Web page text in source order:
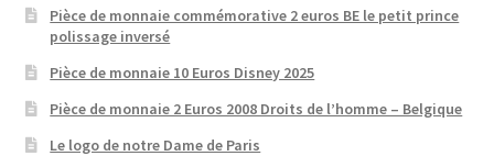
Pièce de monnaie commémorative 2 euros BE le petit prince
polissage inversé
Pièce de monnaie 10 Euros Disney 2025
Pièce de monnaie 2 Euros 2008 Droits de l’homme – Belgique
Le logo de notre Dame de Paris